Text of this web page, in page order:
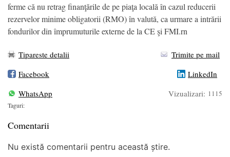
ferme că nu retrag finanţările de pe piaţa locală în cazul reducerii
rezervelor minime obligatorii (RMO) în valută, ca urmare a intrării
fondurilor din împrumuturile externe de la CE şi FMI.rn
Tipareste detalii
Trimite pe mail
Facebook
LinkedIn
WhatsApp
Vizualizari: 1115
Taguri:
Comentarii
Nu există comentarii pentru această știre.